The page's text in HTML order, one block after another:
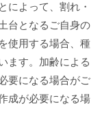
によって、割れ・
台となるご自身の
使用する場合、種
ます。加齢による
要になる場合がご
成が必要になる場